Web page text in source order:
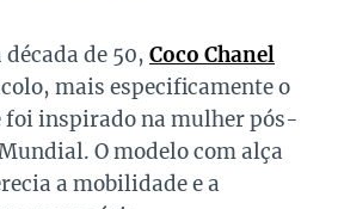
de 50, Coco Chanel
mais especificamente o
foi inspirado na mulher pós-
O modelo com alça
a mobilidade e a